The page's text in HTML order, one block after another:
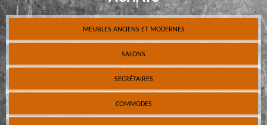
MEUBLES ANCIENS ET MODERNES
SALONS
SECRÉTAIRES
COMMODES